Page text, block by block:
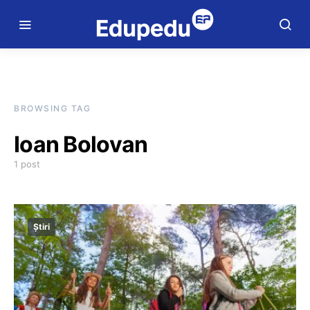
BROWSING TAG
Ioan Bolovan
1 post
Știri